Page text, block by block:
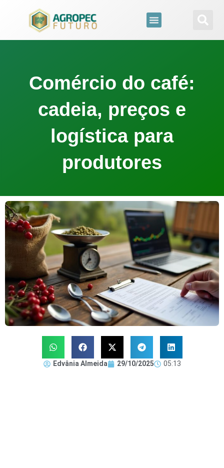
conteúdo
Comércio do café:
cadeia, preços e
logística para
produtores
Edvânia Almeida 29/10/2025 05:13